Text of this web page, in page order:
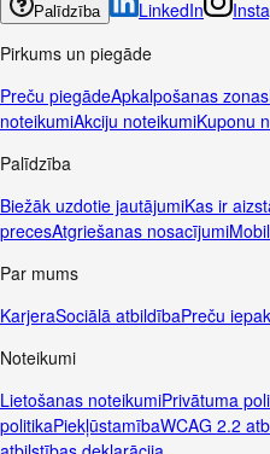
Palīdzība LinkedIn
Pirkums un piegāde
Preču piegādeApkalpošanas zonas
noteikumiAkciju noteikumiKuponu
Palīdzība
Biežāk uzdotie jautājumiKas ir
precesAtgriešanas nosacījumi
Par mums
KarjeraSociālā atbildībaPreču
Noteikumi
Lietošanas noteikumiPrivātuma
politikaPiekļūstamībaWCAG 2.2